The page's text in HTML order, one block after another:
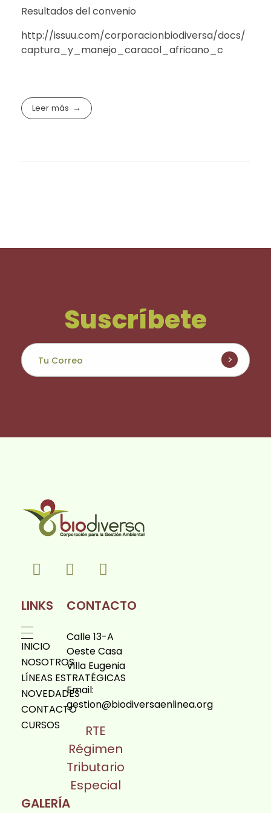
CAMERA
CAMERA
CAMERA
Resultados del convenio
http://issuu.com/corporacionbiodiversa/docs/
captura_y_manejo_caracol_africano_c
Leer más
Suscríbete
LINKS
INICIO
NOSOTROS
LÍNEAS ESTRATÉGICAS
NOVEDADES
CONTACTO
CURSOS
CONTACTO
Calle 13-A
Oeste Casa
Villa Eugenia
Email:
gestion@biodiversaenlinea.org
RTE
Régimen
Tributario
Especial
GALERÍA